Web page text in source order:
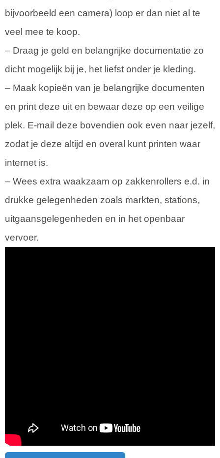
bijvoorbeeld een camera) loop er dan niet al te
veel mee te koop.
– Draag je geld en belangrijke documentatie zo
dicht mogelijk bij je, het liefst onder je kleding.
– Maak kopieën van je belangrijke documenten
en print deze uit en bewaar deze op een veilige
plek. E-mail deze bovendien ook even naar jezelf,
zodat je deze altijd en overal kunt printen waar
internet is.
– Wees extra waakzaam op zakkenrollers e.d. in
drukke gelegenheden zoals markten, stations,
uitgaansgelegenheden en in het openbaar
vervoer.